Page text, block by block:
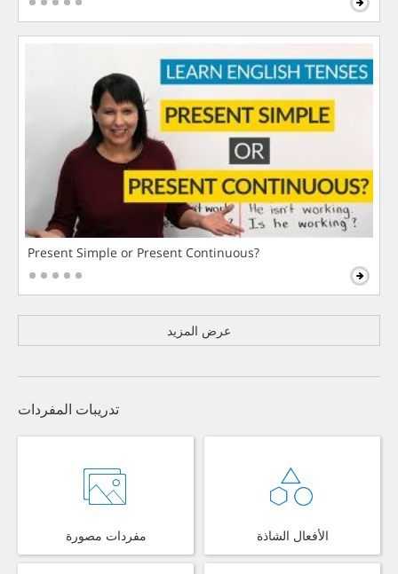
Present Simple or Present Continuous?
عرض المزيد
تدريبات المفردات
مفردات مصورة الأفعال الشاذة